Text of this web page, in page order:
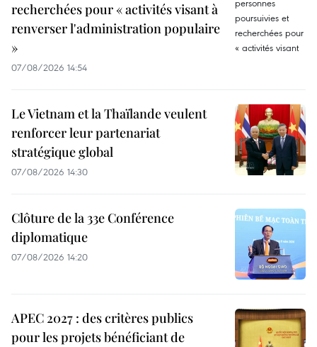
recherchées pour « activités visant à
renverser l'administration populaire
»
07/08/2026 14:54
Le Vietnam et la Thaïlande veulent
renforcer leur partenariat
stratégique global
07/08/2026 14:30
Clôture de la 33e Conférence
diplomatique
07/08/2026 14:20
APEC 2027 : des critères publics
pour les projets bénéficiant de